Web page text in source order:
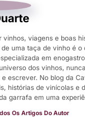
vinhos, viagens e boas
uma taça de vinho é o
em
dos vinhos,
escrever. No blog da
histórias de vinícolas e
garrafa em uma